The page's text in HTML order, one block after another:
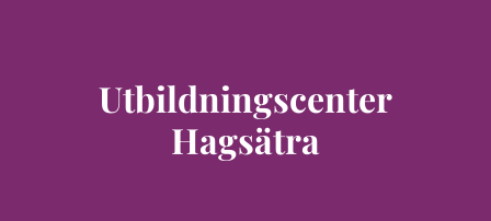
Utbildningscenter
Hagsätra